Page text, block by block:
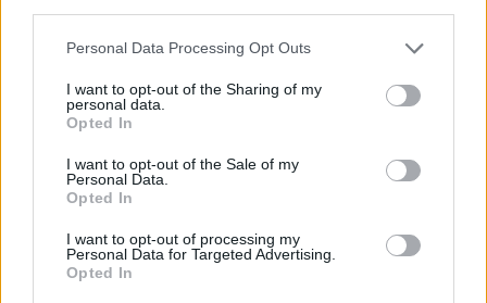
Please note that this website/app uses one or more Google
not limited to your visit or usage behaviour. You may click to
grant or deny consent to Google and its third-party tags to
use your data for below specified purposes in below Google
consent section.
Personal Data Processing Opt Outs
I want to opt-out of the Sharing of my
personal data.
Opted In
I want to opt-out of the Sale of my
Personal Data.
Opted In
I want to opt-out of processing my
Personal Data for Targeted Advertising.
Opted In